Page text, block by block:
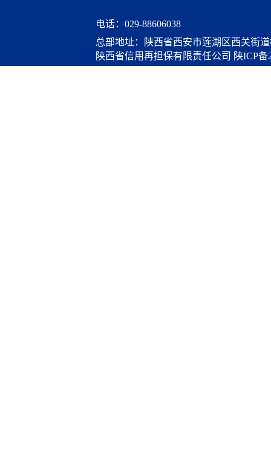
电话： 029-88606038
陕西省信用再担保有限责任公司 陕ICP备
总部地址：陕西省西安市莲湖区西关街